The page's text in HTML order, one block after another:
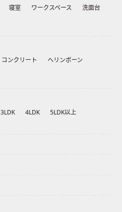
寝室 ワークスペース
洗面台
コンクリート
ヘリンボーン
3LDK 4LDK 5LDK以上